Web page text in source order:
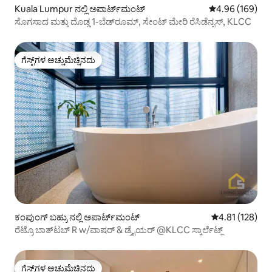
Kuala Lumpur ನಲ್ಲಿ ಅಪಾರ್ಟ್‌ಮಂಟ್ 5 ರಲ್ಲಿ 4.96
4.96 (169)
ಸೊಗಸಾದ ಮತ್ತು ದೊಡ್ಡ 1-ಬೆಡ್‌ರೂಮ್, ಸೇಂಟ್ ಮೇರಿ ರೆಸಿಡೆನ್ಸಸ್, KLCC
ಗೆಸ್ಟ್‌ಗಳ ಅಚ್ಚುಮೆಚ್ಚಿನದು
ಗೆಸ್ಟ್‌ಗಳ ಅಚ್ಚುಮೆಚ್ಚಿನದು
ಕಂಪುಂಗ್ ಬಹ್ರು ನಲ್ಲಿ ಅಪಾರ್ಟ್‌ಮಂಟ್ 5 ರಲ್ಲಿ 4.81
4.81 (128)
ರೆಟ್ರೊ ಬಾತ್‌ಟಬ್ R w/ವಾಷರ್ & ಡ್ರೈಯರ್ @KLCC ಸ್ಕಾರ್ಲೆಟ್ಜ್
ಗೆಸ್ಟ್‌ಗಳ ಅಚ್ಚುಮೆಚ್ಚಿನದು